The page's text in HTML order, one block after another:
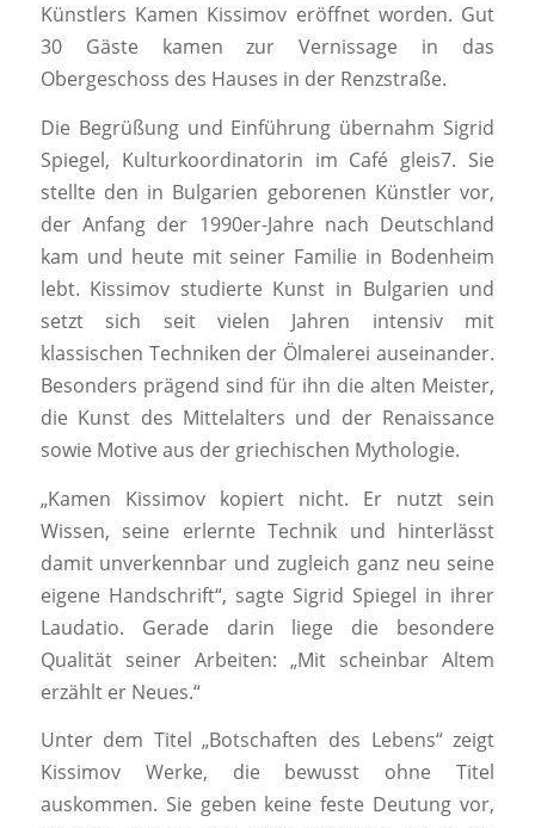
Künstlers Kamen Kissimov eröffnet worden. Gut
30 Gäste kamen zur Vernissage in das
Obergeschoss des Hauses in der Renzstraße.
Die Begrüßung und Einführung übernahm Sigrid
Spiegel, Kulturkoordinatorin im Café gleis7. Sie
stellte den in Bulgarien geborenen Künstler vor,
der Anfang der 1990er-Jahre nach Deutschland
kam und heute mit seiner Familie in Bodenheim
lebt. Kissimov studierte Kunst in Bulgarien und
setzt sich seit vielen Jahren intensiv mit
klassischen Techniken der Ölmalerei auseinander.
Besonders prägend sind für ihn die alten Meister,
die Kunst des Mittelalters und der Renaissance
sowie Motive aus der griechischen Mythologie.
„Kamen Kissimov kopiert nicht. Er nutzt sein
Wissen, seine erlernte Technik und hinterlässt
damit unverkennbar und zugleich ganz neu seine
eigene Handschrift“, sagte Sigrid Spiegel in ihrer
Laudatio. Gerade darin liege die besondere
Qualität seiner Arbeiten: „Mit scheinbar Altem
erzählt er Neues.“
Unter dem Titel „Botschaften des Lebens“ zeigt
Kissimov Werke, die bewusst ohne Titel
auskommen. Sie geben keine feste Deutung vor,